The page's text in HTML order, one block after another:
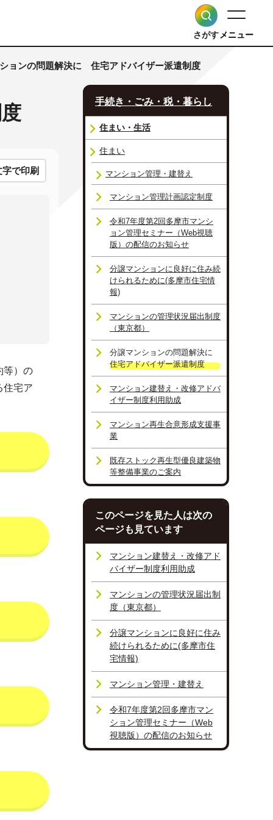
さがすメニュー
ョンの問題解決に 住宅アドバイザー派遣制度
で印刷
等）の
住宅ア
手続き・ごみ・税・暮らし
住まい・生活
住まい
マンション管理・建替え
マンション管理計画認定制度
令和7年度第2回多摩市マンシ
ョン管理セミナー（Web視聴
版）の配信のお知らせ
分譲マンションに良好に住み続
けられるために(多摩市住宅情
報)
マンションの管理状況届出制度
（東京都）
分譲マンションの問題解決に
住宅アドバイザー派遣制度
マンション建替え・改修アドバ
イザー制度利用助成
マンション再生合意形成支援事
業
既存ストック再生型優良建築物
等整備事業のご案内
このページを見た人は次の
ページも見ています
マンション建替え・改修アド
バイザー制度利用助成
マンションの管理状況届出制
度（東京都）
分譲マンションに良好に住み
続けられるために(多摩市住
宅情報)
マンション管理・建替え
令和7年度第2回多摩市マン
ション管理セミナー（Web
視聴版）の配信のお知らせ